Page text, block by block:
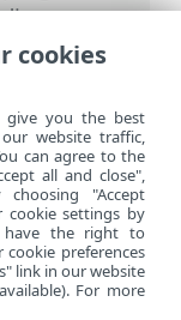
>
cookies
give you the best
website traffic,
can agree to the
all and close",
"Accept
cookie settings by
have the right to
preferences
link in our website
For more